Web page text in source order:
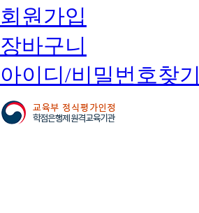
회원가입
장바구니
아이디/비밀번호찾기